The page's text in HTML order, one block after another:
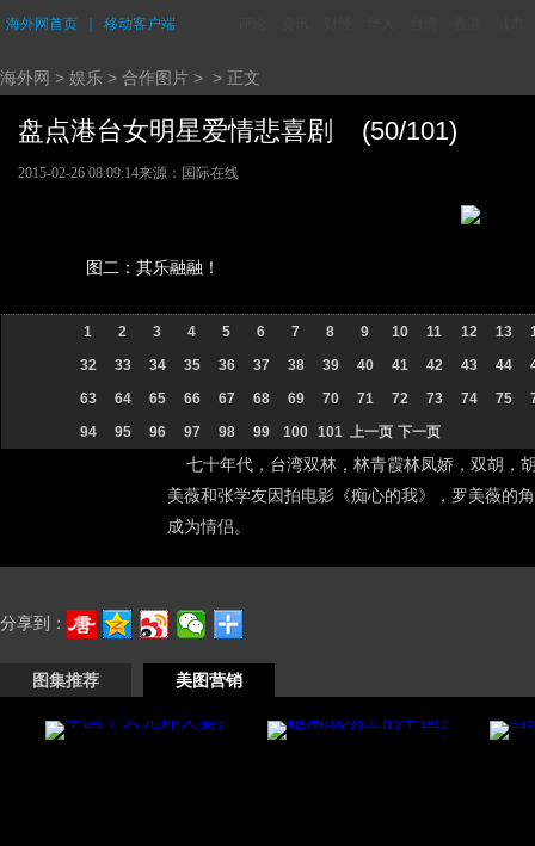
海外网首页 移动客户端
海外网 > 娱乐 > 合作图片 > > 正文
盘点港台女明星爱情悲喜剧 (50/101)
2015-02-26 08:09:14来源：国际在线
图二：其乐融融！
1 2 3 4 5 6 7 8 9 10 11 12 13
32
33 34 35 36 37 38 39 40 41 42 43 44
63
64 65 66 67 68 69 70 71 72 73 74 75
94
95 96 97 98 99 100 101 上一页 下一页
七十年代，台湾双林，林青霞林凤娇，双胡，
美薇和张学友因拍电影《痴心的我》，罗美薇的
成为情侣。
分享到：
图集推荐 美图营销